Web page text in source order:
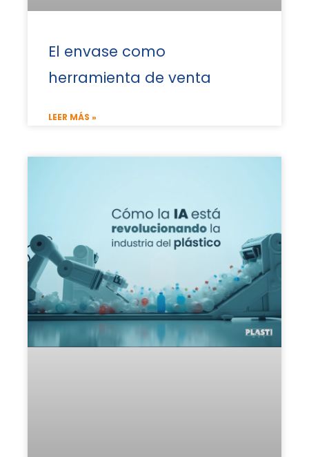
El envase como
herramienta de venta
LEER MÁS »